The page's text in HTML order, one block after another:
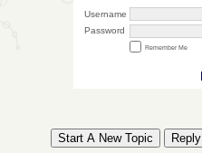
Username
Password
Remember Me
Start A New Topic Reply